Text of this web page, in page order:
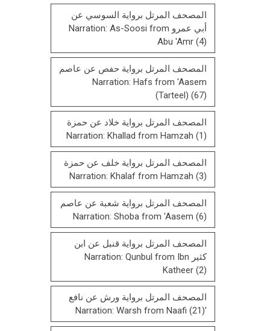
المصحف المرتل برواية السوسي عن
أبي عمرو Narration: As-Soosi from
Abu 'Amr (4)
المصحف المرتل برواية حفص عن عاصم
Narration: Hafs from 'Aasem
(Tarteel) (67)
المصحف المرتل برواية خلاد عن حمزة
Narration: Khallad from Hamzah (1)
المصحف المرتل برواية خلف عن حمزة
Narration: Khalaf from Hamzah (3)
المصحف المرتل برواية شعبة عن عاصم
Narration: Shoba from 'Aasem (6)
المصحف المرتل برواية قنبل عن ابن
كثير Narration: Qunbul from Ibn
Katheer (2)
المصحف المرتل برواية ورش عن نافع
'Narration: Warsh from Naafi
(21)